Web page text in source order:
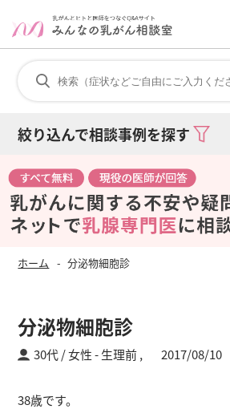
絞り込んで相談事例を探す
ホーム 分泌物細胞診
分泌物細胞診
30代 / 女性 生理前 , 2017/08/10
38歳です。